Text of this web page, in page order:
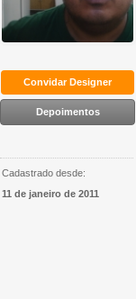
Convidar Designer
Depoimentos
Cadastrado desde:
11 de janeiro de 2011